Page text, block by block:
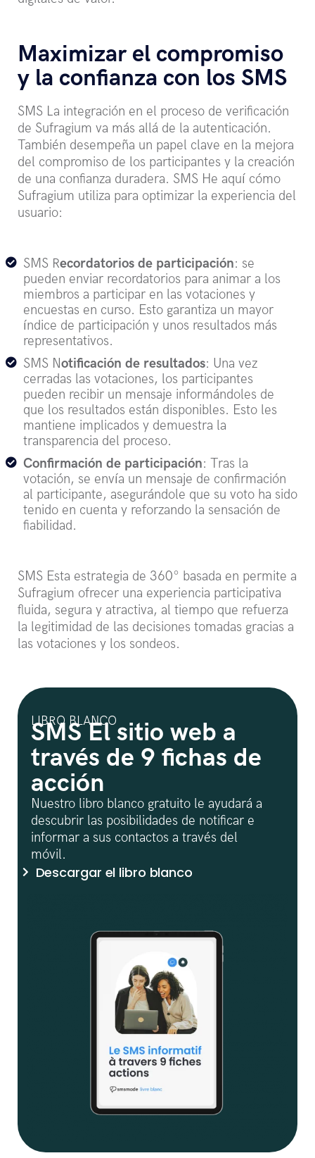
Maximizar el compromiso
y la confianza con los SMS
SMS La integración en el proceso de verificación
de Sufragium va más allá de la autenticación.
También desempeña un papel clave en la mejora
del compromiso de los participantes y la creación
de una confianza duradera. SMS He aquí cómo
Sufragium utiliza para optimizar la experiencia del
usuario:
SMS Recordatorios de participación: se
pueden enviar recordatorios para animar a los
miembros a participar en las votaciones y
encuestas en curso. Esto garantiza un mayor
índice de participación y unos resultados más
representativos.
SMS Notificación de resultados: Una vez
cerradas las votaciones, los participantes
pueden recibir un mensaje informándoles de
que los resultados están disponibles. Esto les
mantiene implicados y demuestra la
transparencia del proceso.
Confirmación de participación: Tras la
votación, se envía un mensaje de confirmación
al participante, asegurándole que su voto ha sido
tenido en cuenta y reforzando la sensación de
fiabilidad.
SMS Esta estrategia de 360° basada en permite a
Sufragium ofrecer una experiencia participativa
fluida, segura y atractiva, al tiempo que refuerza
la legitimidad de las decisiones tomadas gracias a
las votaciones y los sondeos.
LIBRO BLANCO
SMS El sitio web a
través de 9 fichas de
acción
Nuestro libro blanco gratuito le ayudará a
descubrir las posibilidades de notificar e
informar a sus contactos a través del
móvil.
Descargar el libro blanco